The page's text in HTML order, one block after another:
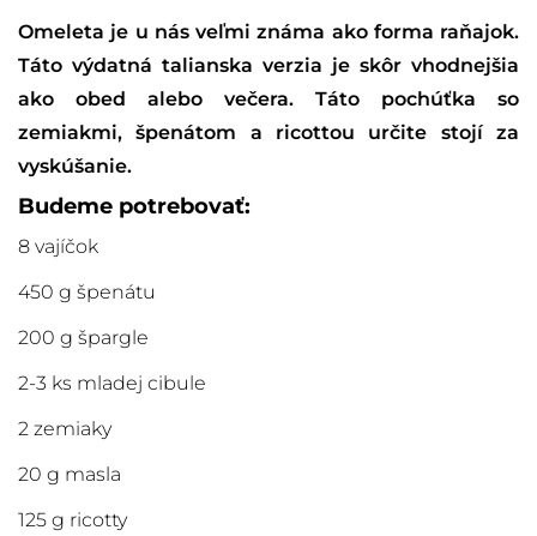
Omeleta je u nás veľmi známa ako forma raňajok.
Táto výdatná talianska verzia je skôr vhodnejšia
ako obed alebo večera. Táto pochúťka so
zemiakmi, špenátom a ricottou určite stojí za
vyskúšanie.
Budeme potrebovať:
8 vajíčok
450 g špenátu
200 g špargle
2-3 ks mladej cibule
2 zemiaky
20 g masla
125 g ricotty